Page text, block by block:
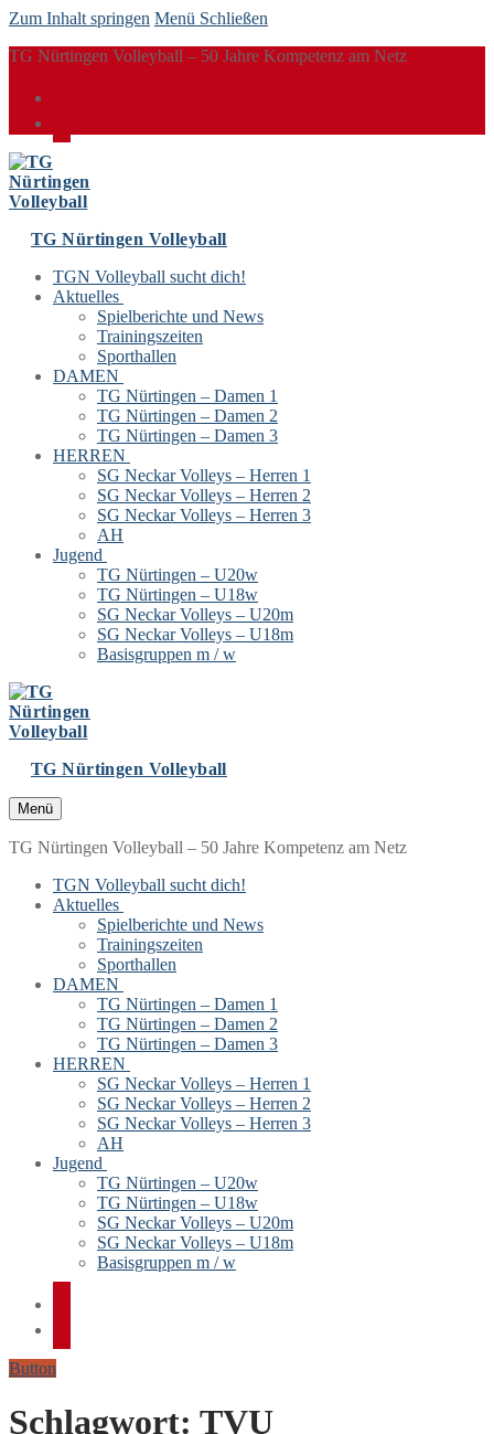
Zum Inhalt springen Menü Schließen
TG Nürtingen Volleyball – 50 Jahre Kompetenz am Netz
TG Nürtingen Volleyball
TGN Volleyball sucht dich!
Aktuelles
Spielberichte und News
Trainingszeiten
Sporthallen
DAMEN
TG Nürtingen – Damen 1
TG Nürtingen – Damen 2
TG Nürtingen – Damen 3
HERREN
SG Neckar Volleys – Herren 1
SG Neckar Volleys – Herren 2
SG Neckar Volleys – Herren 3
AH
Jugend
TG Nürtingen – U20w
TG Nürtingen – U18w
SG Neckar Volleys – U20m
SG Neckar Volleys – U18m
Basisgruppen m / w
TG Nürtingen Volleyball
Menü
TG Nürtingen Volleyball – 50 Jahre Kompetenz am Netz
TGN Volleyball sucht dich!
Aktuelles
Spielberichte und News
Trainingszeiten
Sporthallen
DAMEN
TG Nürtingen – Damen 1
TG Nürtingen – Damen 2
TG Nürtingen – Damen 3
HERREN
SG Neckar Volleys – Herren 1
SG Neckar Volleys – Herren 2
SG Neckar Volleys – Herren 3
AH
Jugend
TG Nürtingen – U20w
TG Nürtingen – U18w
SG Neckar Volleys – U20m
SG Neckar Volleys – U18m
Basisgruppen m / w
Button
Schlagwort: TVU